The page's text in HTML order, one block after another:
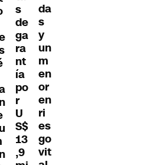
s
de
ga
ra
nt
ía
po
r
U
S$
13
,9
da
s
y
un
m
en
or
en
ri
es
go
vit